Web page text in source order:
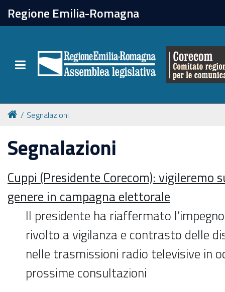
Regione Emilia-Romagna
Toggle navigation
chiudi
Le attività
Segnalazioni
Segnalazioni
Cuppi (Presidente Corecom): vigileremo
genere in campagna elettorale
Il presidente ha riaffermato
rivolto a vigilanza e contrasto delle
nelle trasmissioni radio televisive in
prossime consultazioni